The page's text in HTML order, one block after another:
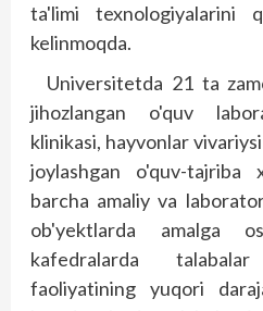
ta'limi texnologiyalarini
kelinmoqda.
Universitetda 21 ta
jihozlangan o'quv
klinikasi, hayvonlar
joylashgan o'quv-tajriba
barcha amaliy va
ob'yektlarda amalga
kafedralarda
faoliyatining yuqori